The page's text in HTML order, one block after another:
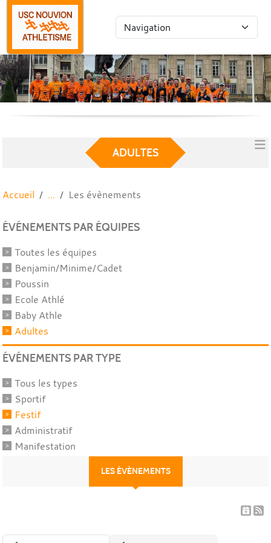
ADULTES
Accueil Les évènements
LES ÉVÈNEMENTS
ÉVÉNEMENTS PAR ÉQUIPES
Toutes les équipes
Benjamin/Minime/Cadet
Poussin
Ecole Athlé
Baby Athle
Adultes
ÉVÉNEMENTS PAR TYPE
Tous les types
Sportif
Festif
Administratif
Manifestation
Panneau de gestion des cookies